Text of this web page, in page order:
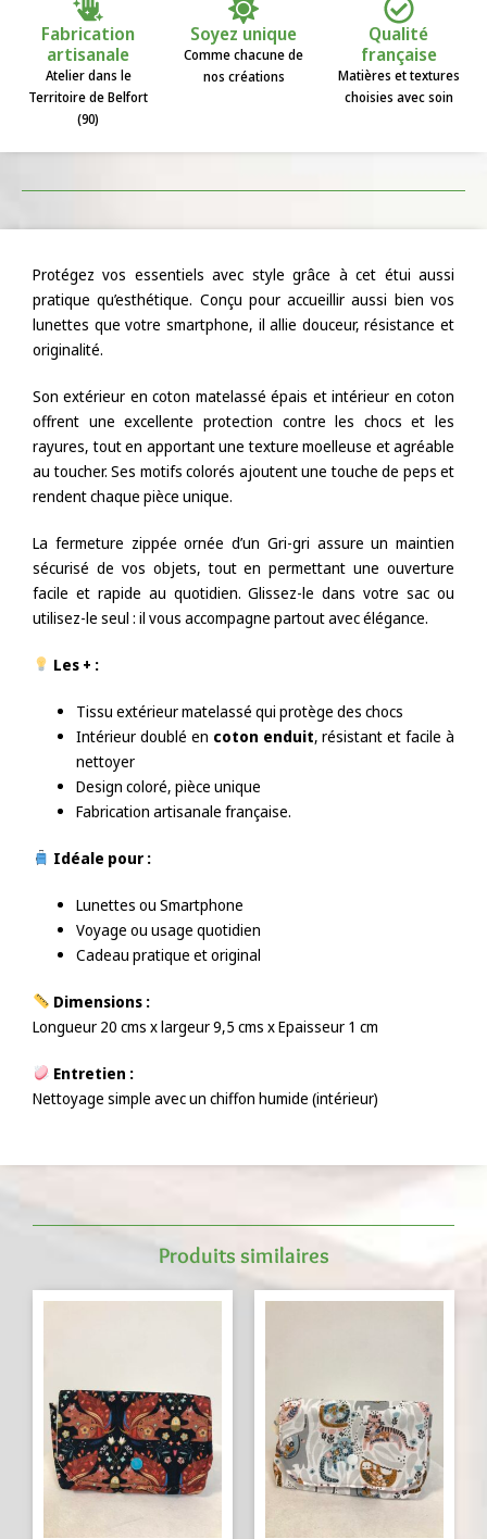
Fabrication
artisanale
Atelier dans le
Territoire de Belfort
(90)
Soyez unique
Comme chacune de
nos créations
Qualité
française
Matières et textures
choisies avec soin
Protégez vos essentiels avec style grâce à cet étui aussi
pratique qu’esthétique. Conçu pour accueillir aussi bien vos
lunettes que votre smartphone, il allie douceur, résistance et
originalité.
Son extérieur en coton matelassé épais et intérieur en coton
offrent une excellente protection contre les chocs et les
rayures, tout en apportant une texture moelleuse et agréable
au toucher. Ses motifs colorés ajoutent une touche de peps et
rendent chaque pièce unique.
La fermeture zippée ornée d’un Gri-gri assure un maintien
sécurisé de vos objets, tout en permettant une ouverture
facile et rapide au quotidien. Glissez-le dans votre sac ou
utilisez-le seul : il vous accompagne partout avec élégance.
Les + :
Tissu extérieur matelassé qui protège des chocs
Intérieur doublé en coton enduit, résistant et facile à
nettoyer
Design coloré, pièce unique
Fabrication artisanale française.
Idéale pour :
Lunettes ou Smartphone
Voyage ou usage quotidien
Cadeau pratique et original
Dimensions :
Longueur 20 cms x largeur 9,5 cms x Epaisseur 1 cm
Entretien :
Nettoyage simple avec un chiffon humide (intérieur)
Produits similaires